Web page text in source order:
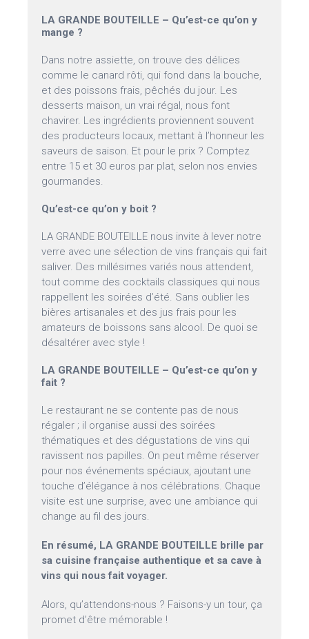
LA GRANDE BOUTEILLE – Qu’est-ce qu’on y
mange ?
Dans notre assiette, on trouve des délices
comme le canard rôti, qui fond dans la bouche,
et des poissons frais, pêchés du jour. Les
desserts maison, un vrai régal, nous font
chavirer. Les ingrédients proviennent souvent
des producteurs locaux, mettant à l’honneur les
saveurs de saison. Et pour le prix ? Comptez
entre 15 et 30 euros par plat, selon nos envies
gourmandes.
Qu’est-ce qu’on y boit ?
LA GRANDE BOUTEILLE nous invite à lever notre
verre avec une sélection de vins français qui fait
saliver. Des millésimes variés nous attendent,
tout comme des cocktails classiques qui nous
rappellent les soirées d’été. Sans oublier les
bières artisanales et des jus frais pour les
amateurs de boissons sans alcool. De quoi se
désaltérer avec style !
LA GRANDE BOUTEILLE – Qu’est-ce qu’on y
fait ?
Le restaurant ne se contente pas de nous
régaler ; il organise aussi des soirées
thématiques et des dégustations de vins qui
ravissent nos papilles. On peut même réserver
pour nos événements spéciaux, ajoutant une
touche d’élégance à nos célébrations. Chaque
visite est une surprise, avec une ambiance qui
change au fil des jours.
En résumé, LA GRANDE BOUTEILLE brille par
sa cuisine française authentique et sa cave à
vins qui nous fait voyager.
Alors, qu’attendons-nous ? Faisons-y un tour, ça
promet d’être mémorable !